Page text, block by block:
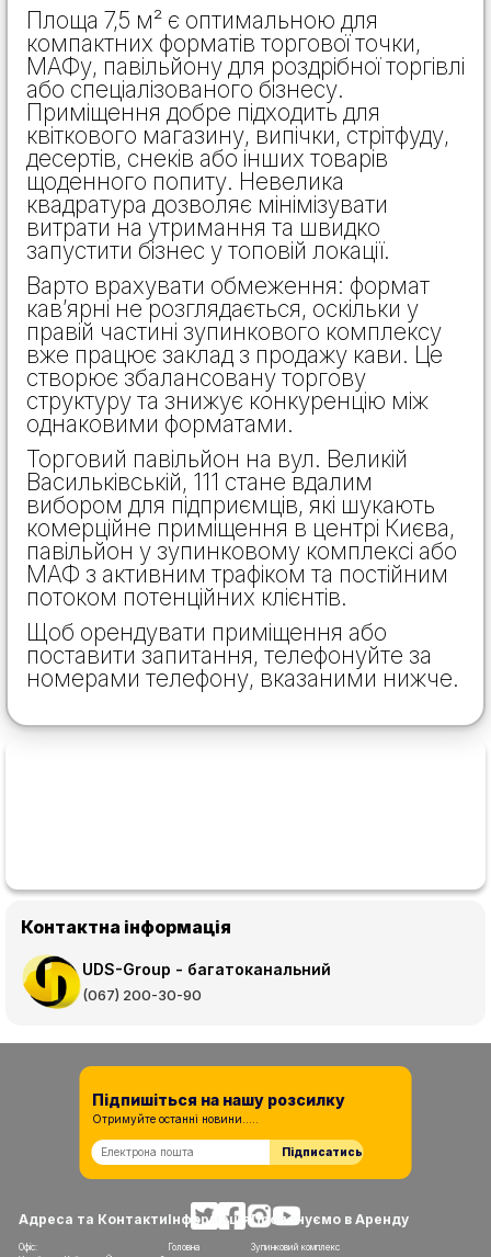
Площа 7,5 м² є оптимальною для
компактних форматів торгової точки,
МАФу, павільйону для роздрібної торгівлі
або спеціалізованого бізнесу.
Приміщення добре підходить для
квіткового магазину, випічки, стрітфуду,
десертів, снеків або інших товарів
щоденного попиту. Невелика
квадратура дозволяє мінімізувати
витрати на утримання та швидко
запустити бізнес у топовій локації.
Варто врахувати обмеження: формат
кав’ярні не розглядається, оскільки у
правій частині зупинкового комплексу
вже працює заклад з продажу кави. Це
створює збалансовану торгову
структуру та знижує конкуренцію між
однаковими форматами.
Торговий павільйон на вул. Великій
Васильківській, 111 стане вдалим
вибором для підприємців, які шукають
комерційне приміщення в центрі Києва,
павільйон у зупинковому комплексі або
МАФ з активним трафіком та постійним
потоком потенційних клієнтів.
Щоб орендувати приміщення або
поставити запитання, телефонуйте за
номерами телефону, вказаними нижче.
Контактна інформація
UDS-Group - багатоканальний
(067) 200-30-90
Адреса та Контакти
Офіс:
Пропонуємо в Аренду
Зупинковий комплекс
Інформація
Головна
Підпишіться на нашу розсилку
Отримуйте останні новини.....
Підписатись